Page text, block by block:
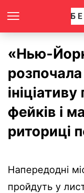
«Нью-
фейків і
риториці
Напередодні
пройдуть у